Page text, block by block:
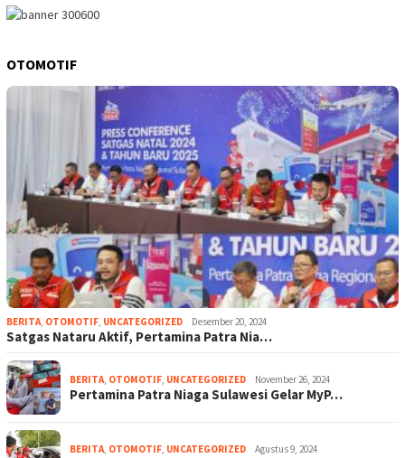
OTOMOTIF
BERITA, OTOMOTIF, UNCATEGORIZED Desember 20, 2024
Satgas Nataru Aktif, Pertamina Patra Nia…
BERITA, OTOMOTIF, UNCATEGORIZED November 26, 2024
Pertamina Patra Niaga Sulawesi Gelar MyP…
BERITA, OTOMOTIF, UNCATEGORIZED Agustus 9, 2024